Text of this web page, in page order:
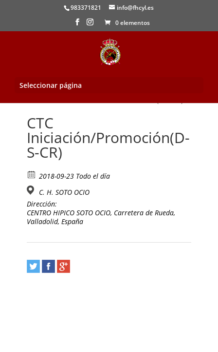
983371821
info@fhcyl.es
0 elementos
Seleccionar página
CTC
Iniciación/Promoción(D-
S-CR)
2018-09-23 Todo el día
C. H. SOTO OCIO
Dirección:
CENTRO HIPICO SOTO OCIO, Carretera de Rueda,
Valladolid, España